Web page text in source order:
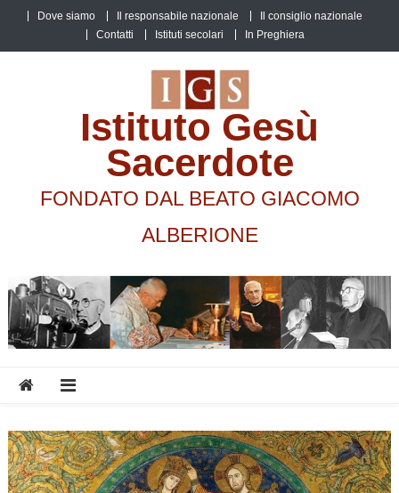
content
Dove siamo Il responsabile nazionale
Il consiglio nazionale
Contatti
Istituti secolari In Preghiera
Istituto Gesù
Sacerdote
FONDATO DAL BEATO GIACOMO
ALBERIONE